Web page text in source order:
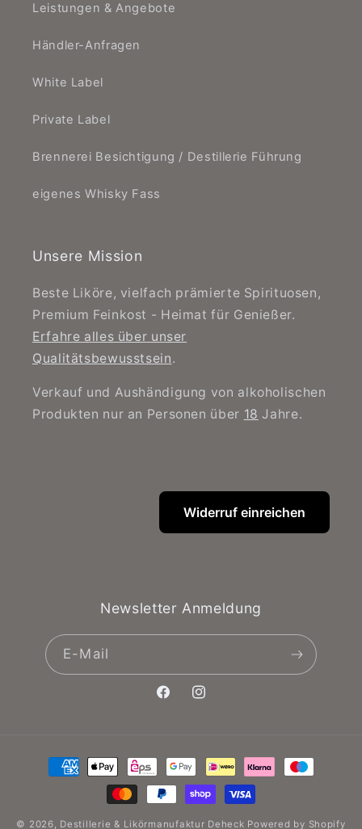
Leistungen & Angebote
Händler-Anfragen
White Label
Private Label
Brennerei Besichtigung / Destillerie Führung
eigenes Whisky Fass
Unsere Mission
Beste Liköre, vielfach prämierte Spirituosen,
Premium Feinkost - Heimat für Genießer.
Erfahre alles über unser
Qualitätsbewusstsein.
Verkauf und Aushändigung von alkoholischen
Produkten nur an Personen über 18 Jahre.
Widerruf einreichen
Newsletter Anmeldung
E-Mail
FacebookInstagram
Zahlungsmethoden
© 2026, Destillerie & Likörmanufaktur Deheck Powered by Shopify